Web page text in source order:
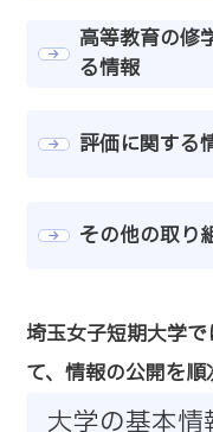
高等教育の修
る情報
評価に関する
その他の取り
埼玉女子短期大学
て、情報の公開を順
大学の基本